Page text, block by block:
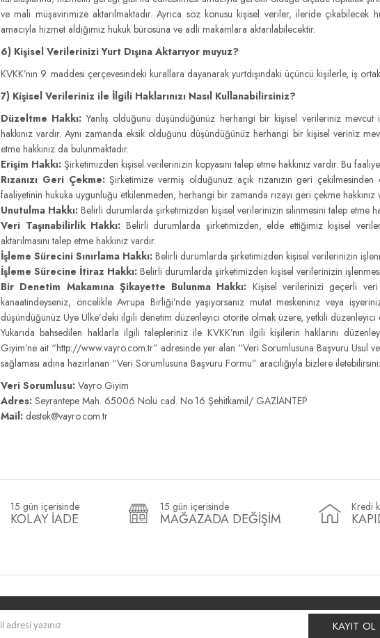
ve mali müşavirimize aktarılmaktadır. Ayrıca söz konusu kişisel veriler, ileride çıkabilecek
amacıyla hizmet aldığımız hukuk bürosuna ve adli makamlara aktarılabilecektir.
6) Kişisel Verilerinizi Yurt Dışına Aktarıyor muyuz?
KVKK’nın 9. maddesi çerçevesindeki kurallara dayanarak yurtdışındaki üçüncü kişilerle, iş
7) Kişisel Verileriniz ile İlgili Haklarınızı Nasıl Kullanabilirsiniz?
Düzeltme Hakkı: Yanlış olduğunu düşündüğünüz herhangi bir kişisel verileriniz
hakkınız vardır. Aynı zamanda eksik olduğunu düşündüğünüz herhangi bir kişisel veriniz
etme hakkınız da bulunmaktadır.
Erişim Hakkı: Şirketimizden kişisel verilerinizin kopyasını talep etme hakkınız vardır. Bu
Rızanızı Geri Çekme: Şirketimize vermiş olduğunuz açık rızanızın geri
faaliyetinin hukuka uygunluğu etkilenmeden, herhangi bir zamanda rızayı geri çekme hakkınız
Unutulma Hakkı: Belirli durumlarda şirketimizden kişisel verilerinizin silinmesini talep etme
Veri Taşınabilirlik Hakkı: Belirli durumlarda şirketimizden, elde ettiğimiz kişisel
aktarılmasını talep etme hakkınız vardır.
İşleme Sürecini Sınırlama Hakkı: Belirli durumlarda şirketimizden kişisel verilerinizin
İşleme Sürecine İtiraz Hakkı: Belirli durumlarda şirketimizden kişisel verilerinizin
Bir Denetim Makamına Şikayette Bulunma Hakkı: Kişisel verilerinizi geçerli
kanaatindeyseniz, öncelikle Avrupa Birliği’nde yaşıyorsanız mutat meskeniniz veya
düşündüğünüz Üye Ülke’deki ilgili denetim düzenleyici otorite olmak üzere, yetkili düzenleyici
Yukarıda bahsedilen haklarla ilgili talepleriniz ile KVKK’nın ilgili kişilerin haklarını
Giyim’ne ait “http://www.vayro.com.tr” adresinde yer alan “Veri Sorumlusuna Başvuru Usul ve
sağlaması adına hazırlanan “Veri Sorumlusuna Başvuru Formu” aracılığıyla bizlere
Veri Sorumlusu: Vayro Giyim
Adres: Seyrantepe Mah. 65006 Nolu cad. No:16 Şehitkamil/ GAZİANTEP
Mail: destek@vayro.com.tr
15 gün içerisinde
KOLAY İADE
15 gün içerisinde
MAĞAZADA DEĞİŞİM
Kredi
KAYIT OL